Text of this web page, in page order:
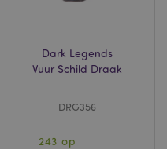
Dark Legends
Vuur Schild Draak
DRG356
243 op